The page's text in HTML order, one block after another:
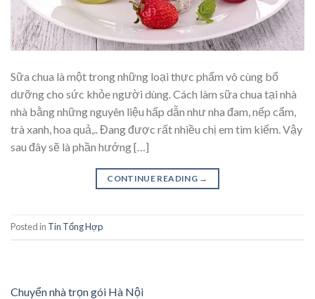
Sữa chua là một trong những loại thực phẩm vô cùng bổ
dưỡng cho sức khỏe người dùng. Cách làm sữa chua tại nhà
nhà bằng những nguyên liệu hấp dẫn như nha đam, nếp cẩm,
trà xanh, hoa quả,.. Đang được rất nhiều chị em tìm kiếm. Vậy
sau đây sẽ là phần hướng […]
CONTINUE READING →
Posted in Tin Tổng Hợp
Chuyển nhà trọn gói Hà Nội